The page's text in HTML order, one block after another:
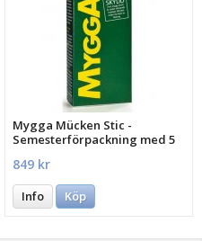
Mygga Mücken Stic -
Semesterförpackning med 5
849 kr
Info Köp